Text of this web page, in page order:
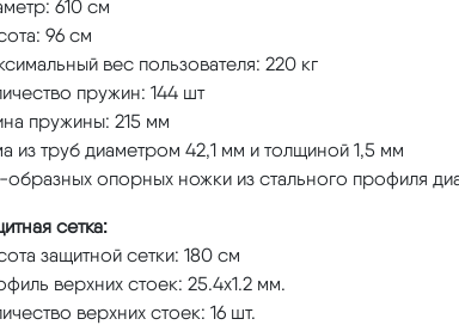
610 см
96 см
вес пользователя: 220 кг
пружин: 144 шт
пружины: 215 мм
из труб диаметром 42,1 мм и толщиной 1,5 мм
образных опорных ножки из стального профиля
сетка:
защитной сетки: 180 см
верхних стоек: 25.4х1.2 мм.
верхних стоек: 16 шт.